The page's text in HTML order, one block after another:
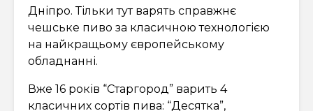
Дніпро. Тільки тут варять справжнє
чешське пиво за класичною технологією
на найкращьому європейському
обладнанні.
Вже 16 років “Старгород” варить 4
класичних сортів пива: “Десятка”,